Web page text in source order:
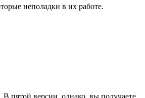
неполадки в их работе.
пятой версии, однако, вы получаете